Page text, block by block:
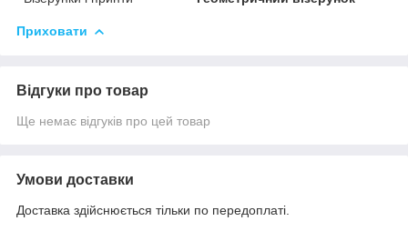
Приховати
Відгуки про товар
Ще немає відгуків про цей товар
Умови доставки
Доставка здійснюється тільки по передоплаті.